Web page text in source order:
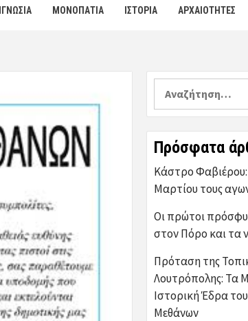
ΜΟΝΟΠΑΤΙΑ ΙΣΤΟΡΙΑ ΑΡΧΑΙΟΤΗΤΕΣ
Αναζήτηση
Πρόσφατα
Κάστρο Φαβιέρου:
Μαρτίου τους
Οι πρώτοι
στον Πόρο και τα
Πρόταση της
Λουτρόπολης: Τα
Ιστορική Έδρα
Μεθάνων